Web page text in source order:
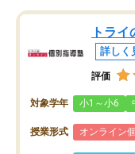
トラ
詳しく
評価
対象学年 小1～小6
授業形式 オンライン